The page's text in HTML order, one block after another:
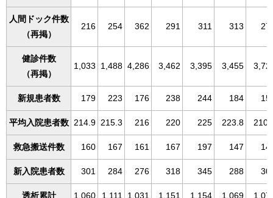
人間ドック件数
（再掲）
216 254 362 291 311 313
健診件数
（再掲）
1,033 1,488 4,286 3,462 3,395 3,455
新規患者数 179 223 176 238 244 184
平均入院患者数 214.9 215.3 216 220 225 223.8
救急搬送件数 160 167 161 167 197 147
新入院患者数 301 284 276 318 345 288
透析累計 1,060 1,111 1,031 1,151 1,154 1,069